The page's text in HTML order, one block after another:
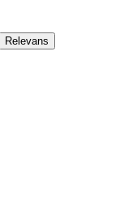
Relevans